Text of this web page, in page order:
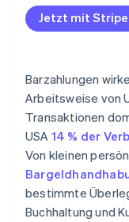
Zählen und
Abgleich
Falschgeld
Dokumentation
Vorschriften
Jetzt mit
Barzahlungen
Arbeitsweise von
Transaktionen
USA 14 % der
Von kleinen
bestimmte
Buchhaltung und